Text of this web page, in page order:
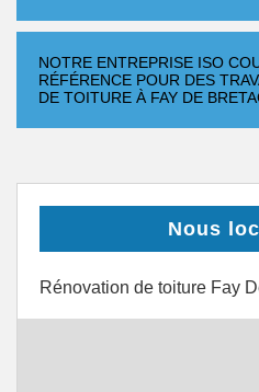
NOTRE ENTREPRISE ISO
RÉFÉRENCE POUR DES
DE TOITURE À FAY DE
Nous
Rénovation de toiture Fay